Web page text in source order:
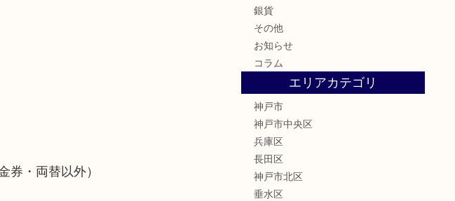
・両替以外）
銀貨
その他
お知らせ
コラム
エリアカテゴリ
神戸市
神戸市中央区
兵庫区
長田区
神戸市北区
垂水区